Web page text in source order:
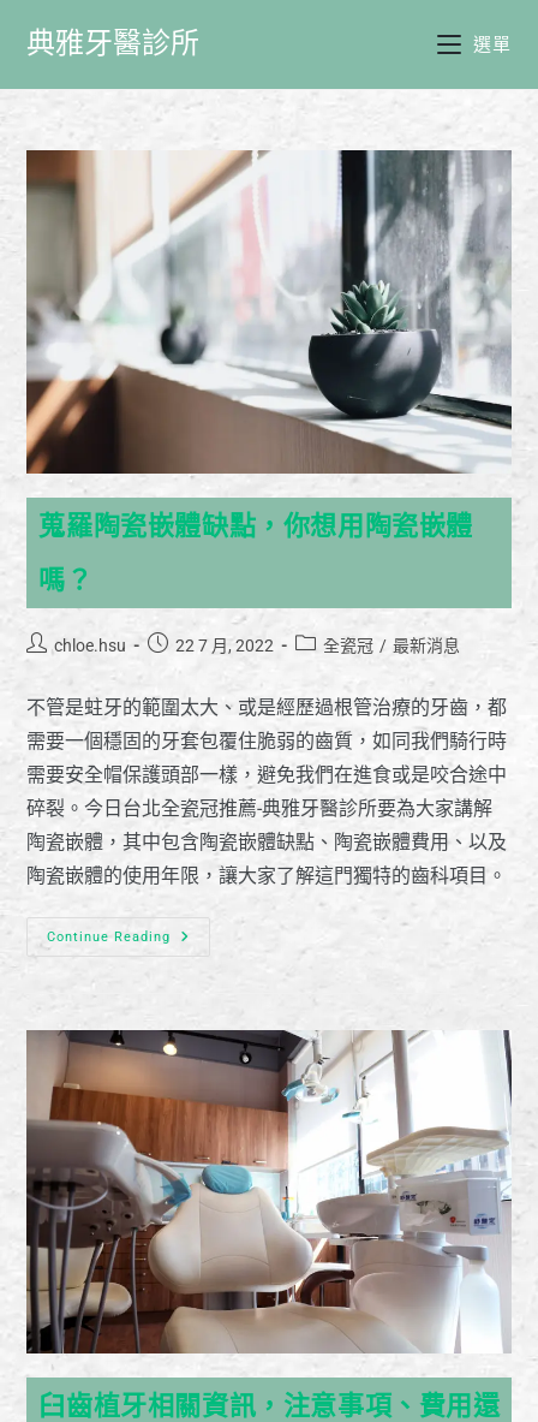
典雅牙醫診所 選單
蒐羅陶瓷嵌體缺點，你想用陶瓷嵌體
嗎？
chloe.hsu 22 7 月, 2022 全瓷冠 / 最新消息
不管是蛀牙的範圍太大、或是經歷過根管治療的牙齒，都
需要一個穩固的牙套包覆住脆弱的齒質，如同我們騎行時
需要安全帽保護頭部一樣，避免我們在進食或是咬合途中
碎裂。今日台北全瓷冠推薦-典雅牙醫診所要為大家講解
陶瓷嵌體，其中包含陶瓷嵌體缺點、陶瓷嵌體費用、以及
陶瓷嵌體的使用年限，讓大家了解這門獨特的齒科項目。
Continue Reading
臼齒植牙相關資訊，注意事項、費用還